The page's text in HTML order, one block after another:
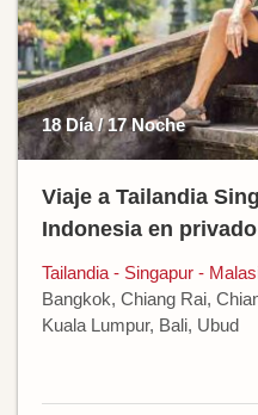
18 Día / 17 Noche
Viaje a Tailandia
Indonesia en privado
Tailandia - Singapur -
Bangkok, Chiang Rai,
Kuala Lumpur, Bali, Ubud